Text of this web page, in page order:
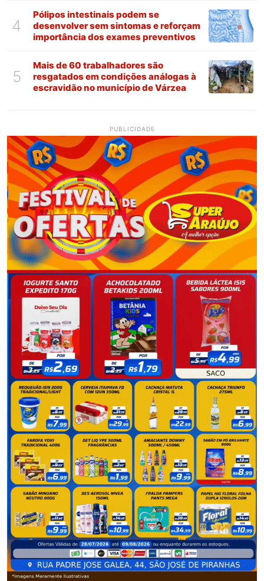
4
Pólipos intestinais podem se
desenvolver sem sintomas e reforçam
importância dos exames preventivos
5
Mais de 60 trabalhadores são
resgatados em condições análogas à
escravidão no município de Várzea
PUBLICIDADE